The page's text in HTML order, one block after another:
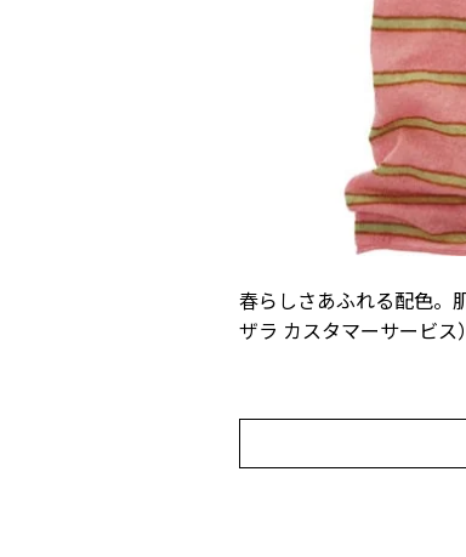
春らしさあふれる配色。
ザラ カスタマーサービス）